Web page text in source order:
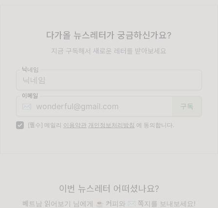
다가올 뉴스레터가 궁금하신가요?
지금 구독해서 새로운 레터를 받아보세요
닉네임
이메일
✉️
[필수] 메일리 이용약관 개인정보처리방침 에 동의합니다.
이번 뉴스레터 어떠셨나요?
베트남 읽어보기 님에게 ☕️ 커피와 ✉️ 쪽지를 보내보세요!